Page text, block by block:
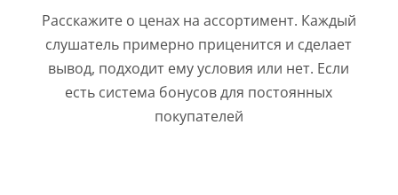
Расскажите о ценах на ассортимент. Каждый
слушатель примерно приценится и сделает
вывод, подходит ему условия или нет. Если
есть система бонусов для постоянных
покупателей